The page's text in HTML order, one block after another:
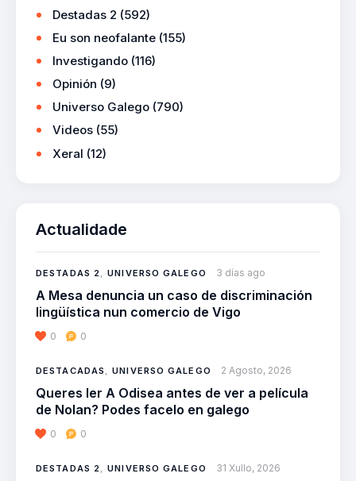
Destadas 2 (592)
Eu son neofalante (155)
Investigando (116)
Opinión (9)
Universo Galego (790)
Videos (55)
Xeral (12)
Actualidade
DESTADAS 2 ,UNIVERSO GALEGO 3 días ago
A Mesa denuncia un caso de discriminación
lingüística nun comercio de Vigo
0 0
DESTACADAS ,UNIVERSO GALEGO 2 Agosto, 2026
Queres ler A Odisea antes de ver a película
de Nolan? Podes facelo en galego
0 0
DESTADAS 2 ,UNIVERSO GALEGO 31 Xullo, 2026